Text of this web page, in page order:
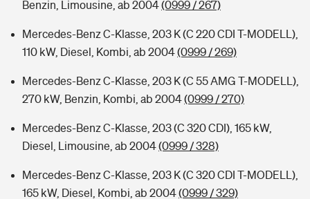
Benzin, Limousine, ab 2004(0999 / 267)
Mercedes-Benz C-Klasse, 203 K (C 220 CDI T-MODELL),
110 kW, Diesel, Kombi, ab 2004(0999 / 269)
Mercedes-Benz C-Klasse, 203 K (C 55 AMG T-MODELL),
270 kW, Benzin, Kombi, ab 2004(0999 / 270)
Mercedes-Benz C-Klasse, 203 (C 320 CDI), 165 kW,
Diesel, Limousine, ab 2004(0999 / 328)
Mercedes-Benz C-Klasse, 203 K (C 320 CDI T-MODELL),
165 kW, Diesel, Kombi, ab 2004(0999 / 329)